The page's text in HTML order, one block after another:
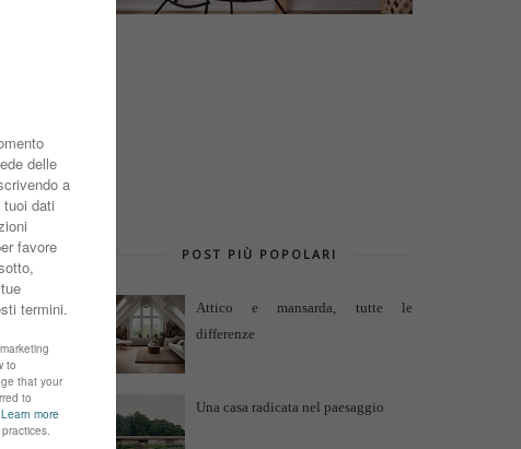
POST PIÙ POPOLARI
Attico e mansarda, tutte le
differenze
Una casa radicata nel paesaggio